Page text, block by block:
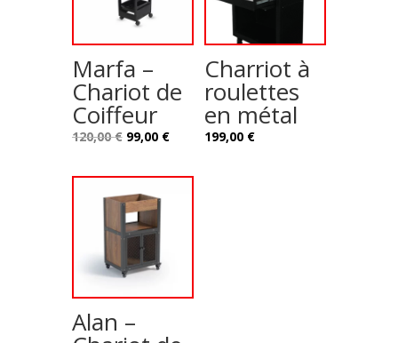
Marfa –
Chariot de
Coiffeur
120,00€ Le
initial
était :
120,00 €.
99,00 €Le
actuel
Charriot à
roulettes
en métal
199,00 €
Alan –